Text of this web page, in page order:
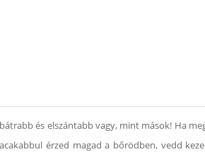
és elszántabb vagy, mint mások! Ha
érzed magad a bőrödben, vedd